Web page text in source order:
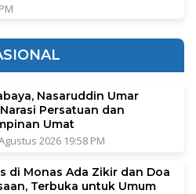
Nasaruddin Umar
Persatuan dan
Umat
2026 19:58 PM
di Monas Ada Zikir dan Doa
Terbuka untuk Umum